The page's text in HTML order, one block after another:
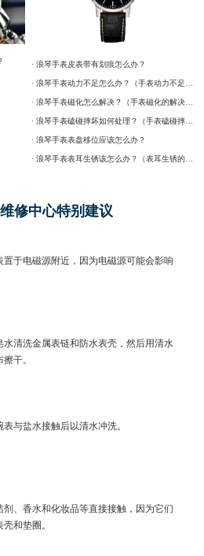
· 浪琴手表皮表带有划痕怎么办？
· 浪琴手表表盘移位应该怎么办？
修中心特别建议
置于电磁源附近，因为电磁源可能会影响
水清洗金属表链和防水表壳，然后用清水
干。
与盐水接触后以清水冲洗。
剂、香水和化妆品等直接接触，因为它们
和垫圈。